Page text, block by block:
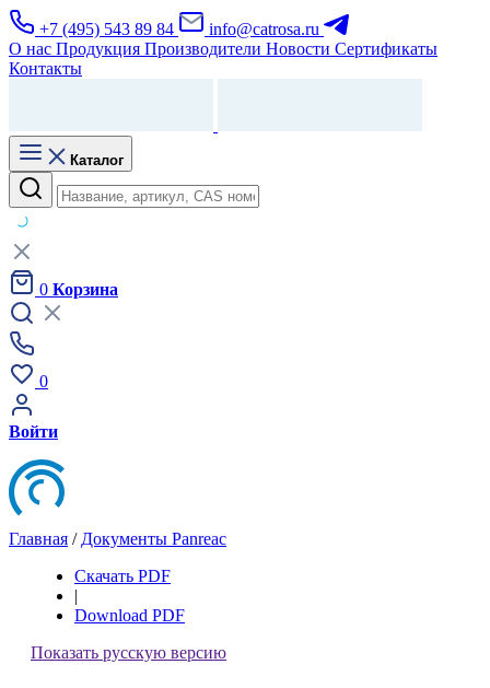
+7 (495) 543 89 84
info@catrosa.ru
О нас Продукция Производители Новости Сертификаты
Контакты
Каталог
0 Корзина
0
Войти
Главная / Документы Panreac
Скачать PDF
|
Download PDF
Показать русскую версию